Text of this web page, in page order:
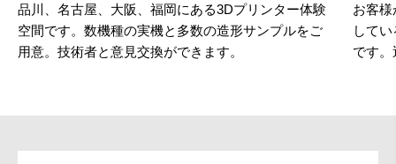
品川、名古屋、大阪、福岡にある3Dプリンター体験
空間です。数機種の実機と多数の造形サンプルをご
用意。技術者と意見交換ができます。
お客
して
です